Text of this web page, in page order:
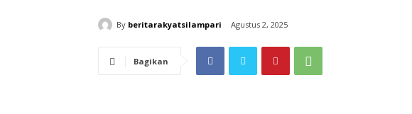
By beritarakyatsilampari Agustus 2, 2025
Bagikan